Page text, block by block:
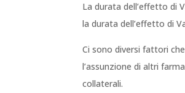
La durata dell’effetto di
la durata dell’effetto di
Ci sono diversi fattori
l’assunzione di altri
collaterali.